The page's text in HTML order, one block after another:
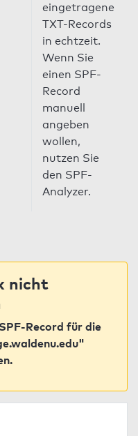
eingetragene
TXT-Records
in echtzeit.
Wenn Sie
einen SPF-
Record
manuell
angeben
wollen,
nutzen Sie
den SPF-
Analyzer.
nicht
Record für die